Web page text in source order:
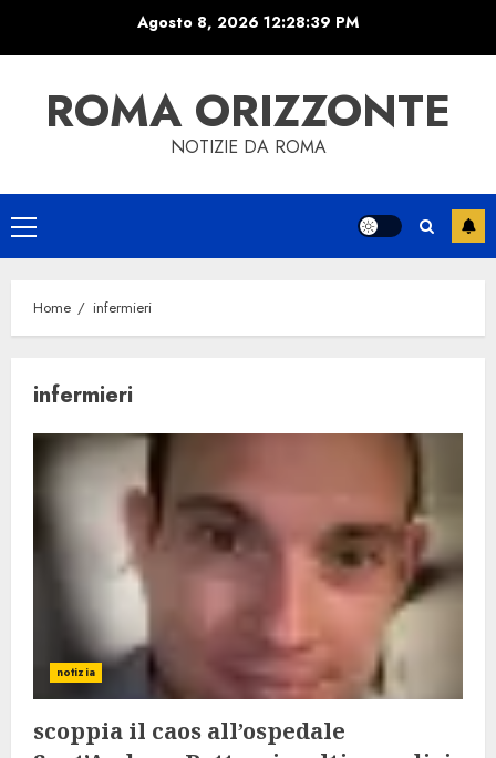
Agosto 8, 2026 12:28:40 PM
ROMA ORIZZONTE
NOTIZIE DA ROMA
Primary
Menu
Home infermieri
infermieri
notizia
scoppia il caos all’ospedale